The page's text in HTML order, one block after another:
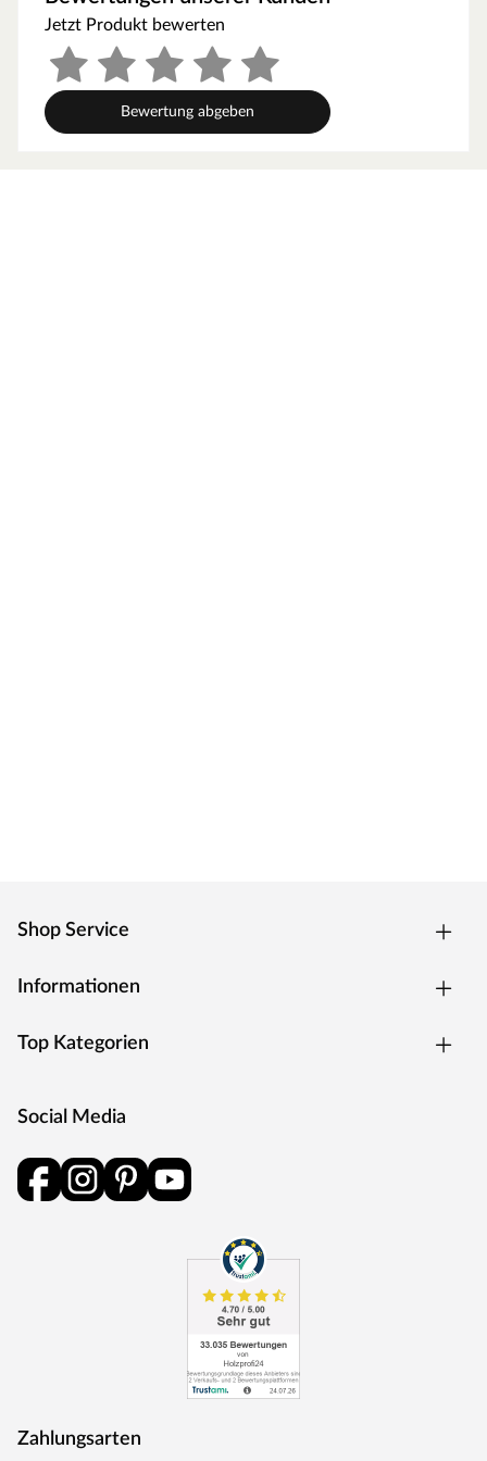
Wohnbereich gelangen.
Der rutschfeste Gummiboden sorgt für sicheren Halt auf
unterschiedlichen Untergründen, während die robusten
Bürstenfasern selbst groben Schmutz zuverlässig
aufnehmen. So bleibt dein Eingangsbereich sauber und
gepflegt, unabhängig von Wetter und Jahreszeit.
Jetzt Produkt bewerten
Bewertung abgeben
Shop Service
Informationen
Top Kategorien
Social Media
Zahlungsarten